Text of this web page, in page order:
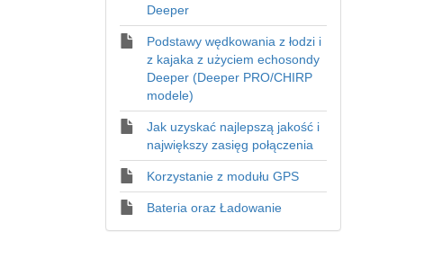
Deeper
Podstawy wędkowania z łodzi i
z kajaka z użyciem echosondy
Deeper (Deeper PRO/CHIRP
modele)
Jak uzyskać najlepszą jakość i
największy zasięg połączenia
Korzystanie z modułu GPS
Bateria oraz Ładowanie